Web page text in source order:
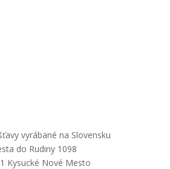
vyrábané na Slovensku
do Rudiny 1098
Kysucké Nové Mesto